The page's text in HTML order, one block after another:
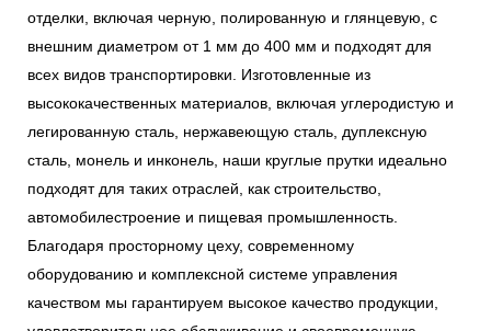
отделки, включая черную, полированную и глянцевую, с
внешним диаметром от 1 мм до 400 мм и подходят для
всех видов транспортировки. Изготовленные из
высококачественных материалов, включая углеродистую и
легированную сталь, нержавеющую сталь, дуплексную
сталь, монель и инконель, наши круглые прутки идеально
подходят для таких отраслей, как строительство,
автомобилестроение и пищевая промышленность.
Благодаря просторному цеху, современному
оборудованию и комплексной системе управления
качеством мы гарантируем высокое качество продукции,